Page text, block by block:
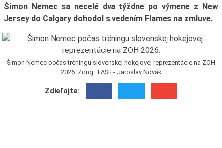
Šimon Nemec sa necelé dva týždne po výmene z New
Jersey do Calgary dohodol s vedením Flames na zmluve.
Šimon Nemec počas tréningu slovenskej hokejovej reprezentácie na ZOH
2026. Zdroj: TASR - Jaroslav Novák
Zdieľajte: